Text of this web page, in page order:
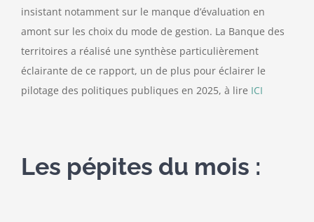
insistant notamment sur le manque d’évaluation en
amont sur les choix du mode de gestion. La Banque des
territoires a réalisé une synthèse particulièrement
éclairante de ce rapport, un de plus pour éclairer le
pilotage des politiques publiques en 2025, à lire ICI
Les pépites du mois :